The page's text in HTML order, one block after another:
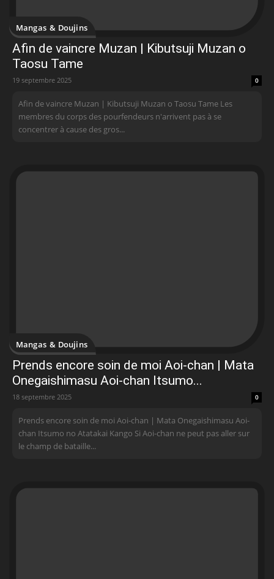
Mangas & Doujins
Afin de vaincre Muzan | Kibutsuji Muzan o
Taosu Tame
19 septembre 2025 0
Afin de vaincre Muzan | Kibutsuji Muzan o Taosu Tame Les
membres du corps des pourfendeurs n'arrivent pas à se
concentrer à cause des gros...
Mangas & Doujins
Prends encore soin de moi Aoi-chan | Mata
Onegaishimasu Aoi-chan Itsumo...
18 septembre 2025 0
Prends encore soin de moi Aoi-chan | Mata Onegaishimasu Aoi-
chan Itsumo no Atatakai Kango Si Aoi-chan ne peut pas aller sur
le champ de bataille...